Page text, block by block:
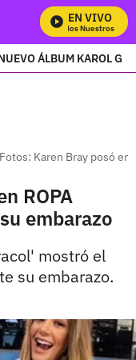
EN VIVO
Mira Todos Nuestros
ÁLBUM KAROL G
Fotos: Karen Bray posó en
ROPA
embarazo
mostró el
su embarazo.